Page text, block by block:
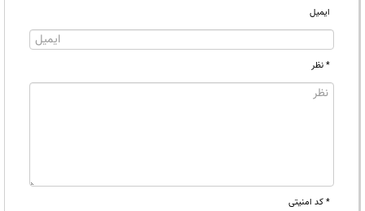
ایمیل
* نظر
* کد امنیتی